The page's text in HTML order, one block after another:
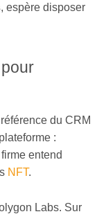
, espère disposer
du CRM
:
entend
NFT.
Labs. Sur